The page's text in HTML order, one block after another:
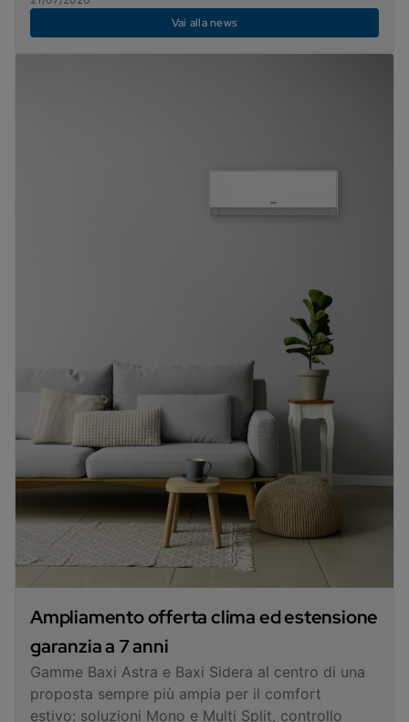
Vai alla news
Ampliamento offerta clima ed estensione
garanzia a 7 anni
Gamme Baxi Astra e Baxi Sidera al centro di una
proposta sempre più ampia per il comfort
estivo: soluzioni Mono e Multi Split, controllo